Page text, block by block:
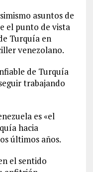
asuntos de
el punto de vista
Turquía en
venezolano.
de Turquía
trabajando
es «el
hacia
últimos años.
el sentido